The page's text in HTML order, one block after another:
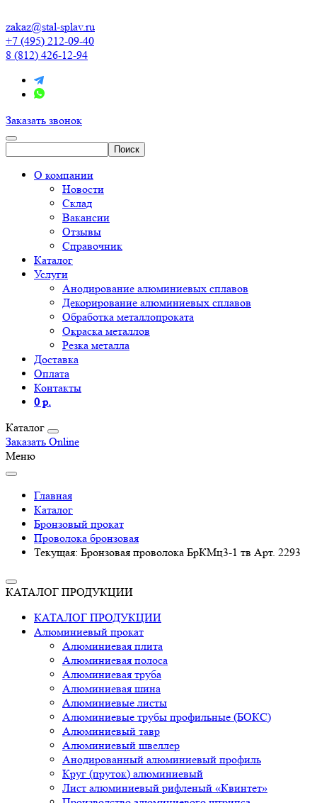
zakaz@stal-splav.ru
+7 (495) 212-09-40
8 (812) 426-12-94
Заказать звонок
О компании
Новости
Склад
Вакансии
Отзывы
Справочник
Каталог
Услуги
Анодирование алюминиевых сплавов
Декорирование алюминиевых сплавов
Обработка металлопроката
Окраска металлов
Резка металла
Доставка
Оплата
Контакты
0 р.
Каталог
Заказать Online
Меню
Главная
Каталог
Бронзовый прокат
Проволока бронзовая
Текущая: Бронзовая проволока БрКМц3-1 тв Арт. 2293
КАТАЛОГ ПРОДУКЦИИ
КАТАЛОГ ПРОДУКЦИИ
Алюминиевый прокат
Алюминиевая плита
Алюминиевая полоса
Алюминиевая труба
Алюминиевая шина
Алюминиевые листы
Алюминиевые трубы профильные (БОКС)
Алюминиевый тавр
Алюминиевый швеллер
Анодированный алюминиевый профиль
Круг (пруток) алюминиевый
Лист алюминиевый рифленый «Квинтет»